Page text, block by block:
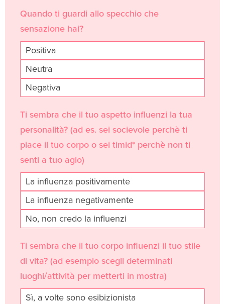
Quando ti guardi allo specchio che
sensazione hai?
Positiva
Neutra
Negativa
Ti sembra che il tuo aspetto influenzi la tua
personalità? (ad es. sei socievole perchè ti
piace il tuo corpo o sei timid* perchè non ti
senti a tuo agio)
La influenza positivamente
La influenza negativamente
No, non credo la influenzi
Ti sembra che il tuo corpo influenzi il tuo stile
di vita? (ad esempio scegli determinati
luoghi/attività per metterti in mostra)
Sì, a volte sono esibizionista
a
,
a
v
e
t
h
i
s
f
d
b
l